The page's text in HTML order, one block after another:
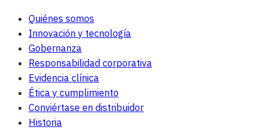
Quiénes somos
Innovación y tecnología
Gobernanza
Responsabilidad corporativa
Evidencia clínica
Ética y cumplimiento
Conviértase en distribuidor
Historia